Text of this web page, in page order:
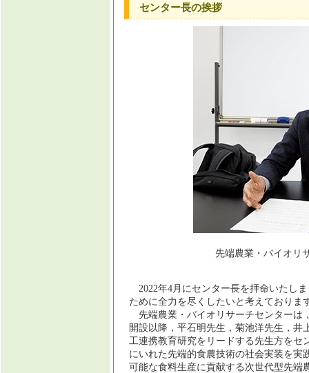
センター長の挨拶
先端農業・バイオ
2022年4月にセンター長を拝命いたし
ために全力を尽くしたいと考えておりま
先端農業・バイオリサーチセンターは
開設以降，平石明先生，菊池洋先生，
工連携教育研究をリードする先生方を
にいれた先端的食農技術の社会実装を
可能な食料生産に貢献する次世代型先端